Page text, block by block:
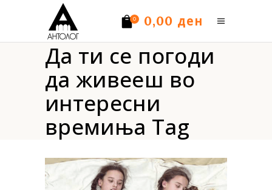
0 0,00 ден
Нема производи.
Да ти се погоди
да живееш во
интересни
времиња Tag